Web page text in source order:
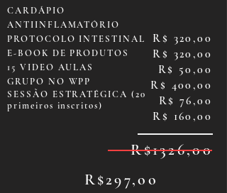
CARDÁPIO
ANTIINFLAMATÓRIO
PROTOCOLO INTESTINAL
E-BOOK DE PRODUTOS
15 VIDEO AULAS
GRUPO NO WPP
SESSÃO ESTRATÉGICA (20
primeiros inscritos)
R$ 320,00
R$ 320,00
R$ 50,00
R$ 400,00
R$ 76,00
R$ 160,00
R$1326,00
R$297,oo